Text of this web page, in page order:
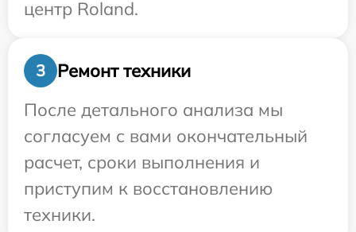
центр Roland.
3
Ремонт техники
После детального анализа мы
согласуем с вами окончательный
расчет, сроки выполнения и
приступим к восстановлению
техники.